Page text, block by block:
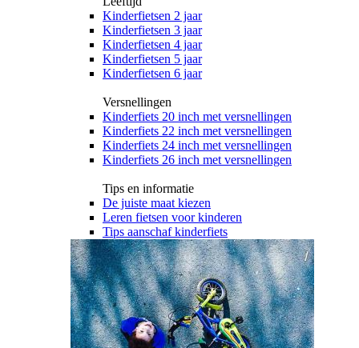
Kinderfietsen 2 jaar
Kinderfietsen 3 jaar
Kinderfietsen 4 jaar
Kinderfietsen 5 jaar
Kinderfietsen 6 jaar
Versnellingen
Kinderfiets 20 inch met versnellingen
Kinderfiets 22 inch met versnellingen
Kinderfiets 24 inch met versnellingen
Kinderfiets 26 inch met versnellingen
Tips en informatie
De juiste maat kiezen
Leren fietsen voor kinderen
Tips aanschaf kinderfiets